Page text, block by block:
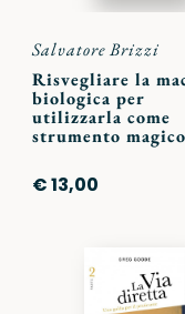
Salvatore Brizzi
Risvegliare la
biologica per
utilizzarla come
strumento magico
€ 13,00